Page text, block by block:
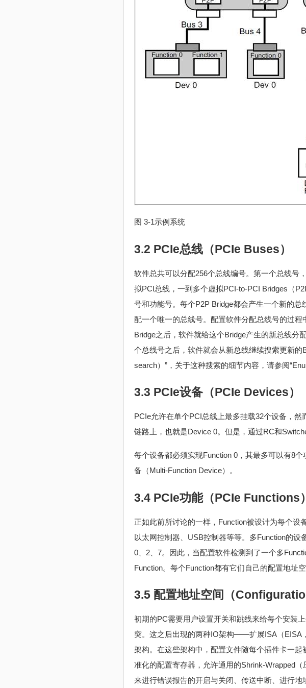
图 3‑1示例系统
3.2 PCIe总线（PCIe Buses）
软件总共可以分配256个总线编号。第一个总线号
拟PCI总线，一到多个虚拟PCI-to-PCI Bridges（
号和功能号。每个P2P Bridge都会产生一个新的
配一个唯一的总线号。配置软件分配总线号的过
Bridge之后，软件就给这个Bridge产生的新总线分
个总线号之后，软件就会从新总线继续搜索更新
search）”，关于这种搜索的细节内容，请参阅
3.3 PCIe设备（PCIe Devices）
PCIe允许在单个PCI总线上最多挂载32个设备，
链路上，也就是Device 0。但是，通过RC和
每个设备都必须实现Function 0，其最多可以有8
备（Multi-Function Device）。
3.4 PCIe功能（PCIe Functions）
正如此前所讨论的一样，Function被设计为每个设
以太网控制器、USB控制器等等。多Function的
0、2、7。因此，当配置软件检测到了一个多
Function。每个Function都有它们自己的配置地址
3.5 配置地址空间（
初期的PC需要用户设置开关和跳线来给每个安装
突。这之后出现的两种IO架构——扩展ISA（EISA
架构。在这些架构中，配置文件随每个插件卡一
准化的配置寄存器，允许通用的Shrink-Wrapped
来进行错误报告的开启与关闭、传送中断、进行